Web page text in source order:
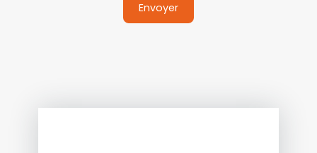
Envoyer